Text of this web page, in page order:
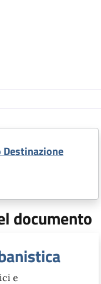
Destinazione
documento
e